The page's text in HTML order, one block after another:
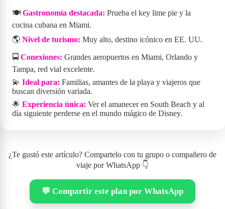
🍽️ Gastronomía destacada: Prueba el key lime pie y la
cocina cubana en Miami.
🌎 Nivel de turismo: Muy alto, destino icónico en EE. UU.
🚍 Conexiones: Grandes aeropuertos en Miami, Orlando y
Tampa, red vial excelente.
💫 Ideal para: Familias, amantes de la playa y viajeros que
buscan diversión variada.
🌟 Experiencia única: Ver el amanecer en South Beach y al
día siguiente perderse en el mundo mágico de Disney.
¿Te gustó este artículo? Compartelo con tu grupo o compañero de
viaje por WhatsApp 👇
💬 Compartir este plan por WhatsApp